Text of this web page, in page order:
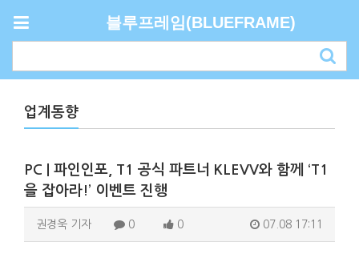
블루프레임(BLUEFRAME)
업계동향
PC | 파인인포, T1 공식 파트너 KLEVV와 함께 ‘T1
을 잡아라!’ 이벤트 진행
권경욱 기자 0 0 07.08 17:11